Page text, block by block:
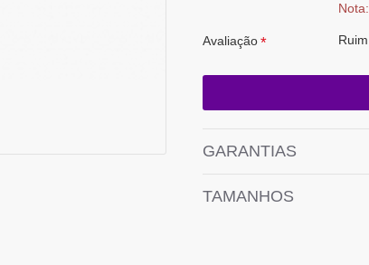
Nota:
Avaliação Ruim
GARANTIAS
TAMANHOS